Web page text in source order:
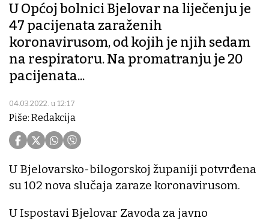
U Općoj bolnici Bjelovar na liječenju je
47 pacijenata zaraženih
koronavirusom, od kojih je njih sedam
na respiratoru. Na promatranju je 20
pacijenata...
04.03.2022. u 12:17
Piše: Redakcija
U Bjelovarsko-bilogorskoj županiji potvrđena
su 102 nova slučaja zaraze koronavirusom.
U Ispostavi Bjelovar Zavoda za javno